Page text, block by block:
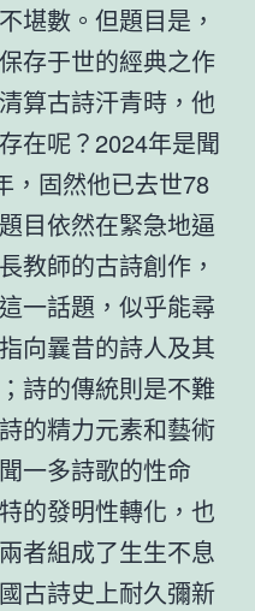
堪數。但題目是，
存于世的經典之作
算古詩汗青時，他
在呢？2024年是聞
，固然他已去世78
目依然在緊急地逼
教師的古詩創作，
一話題，似乎能尋
向曩昔的詩人及其
詩的傳統則是不難
的精力元素和藝術
一多詩歌的性命
的發明性轉化，也
者組成了生生不息
古詩史上耐久彌新